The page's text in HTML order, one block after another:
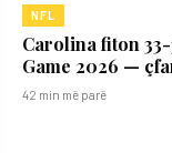
NFL
Carolina fiton
Game 2026 —
42 min më parë